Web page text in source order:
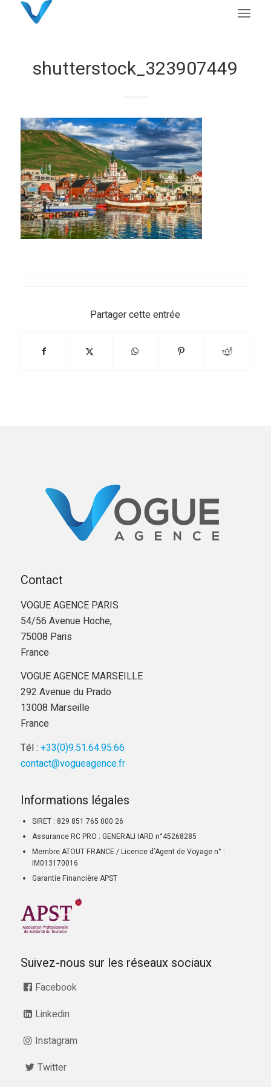
shutterstock_323907449
Partager cette entrée
Contact
VOGUE AGENCE PARIS
54/56 Avenue Hoche,
75008 Paris
France
VOGUE AGENCE MARSEILLE
292 Avenue du Prado
13008 Marseille
France
Tél : +33(0)9.51.64.95.66
contact@vogueagence.fr
Informations légales
SIRET : 829 851 765 000 26
Assurance RC PRO : GENERALI IARD n°45268285
Membre ATOUT FRANCE / Licence d’Agent de Voyage n° :
IM013170016
Garantie Financière APST
Suivez-nous sur les réseaux sociaux
Facebook
Linkedin
Instagram
Twitter